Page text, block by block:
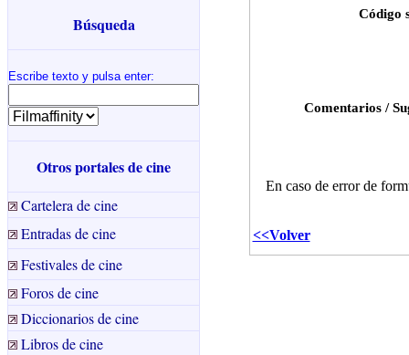
Búsqueda
Escribe texto y pulsa enter:
Otros portales de cine
Cartelera de cine
Entradas de cine
Festivales de cine
Foros de cine
Diccionarios de cine
Libros de cine